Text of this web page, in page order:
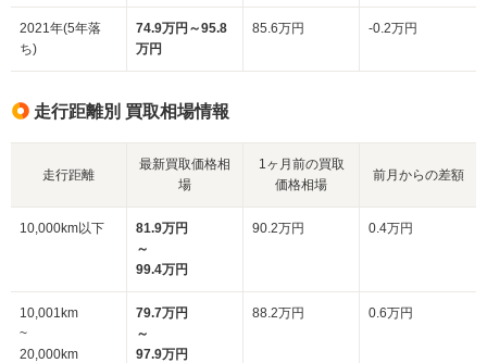
2021年(5年落
ち)
74.9万円～95.8
万円
85.6万円 -0.2万円
走行距離別 買取相場情報
走行距離
最新買取価格相
場
1ヶ月前の買取
価格相場
前月からの差額
10,000km以下
81.9万円
～
99.4万円
90.2万円 0.4万円
10,001km
~
20,000km
79.7万円
～
97.9万円
88.2万円 0.6万円